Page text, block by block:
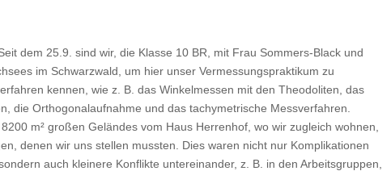
dem 25.9. sind wir, die Klasse 10 BR, mit Frau Sommers-Black und
im Schwarzwald, um hier unser Vermessungspraktikum zu
kennen, wie z. B. das Winkelmessen mit den Theodoliten, das
die Orthogonalaufnahme und das tachymetrische Messverfahren.
m² großen Geländes vom Haus Herrenhof, wo wir zugleich wohnen,
denen wir uns stellen mussten. Dies waren nicht nur Komplikationen
auch kleinere Konflikte untereinander, z. B. in den Arbeitsgruppen,